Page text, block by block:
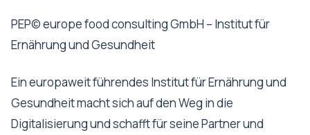
PEP© europe food consulting GmbH – Institut für
Ernährung und Gesundheit
Ein europaweit führendes Institut für Ernährung und
Gesundheit macht sich auf den Weg in die
Digitalisierung und schafft für seine Partner und